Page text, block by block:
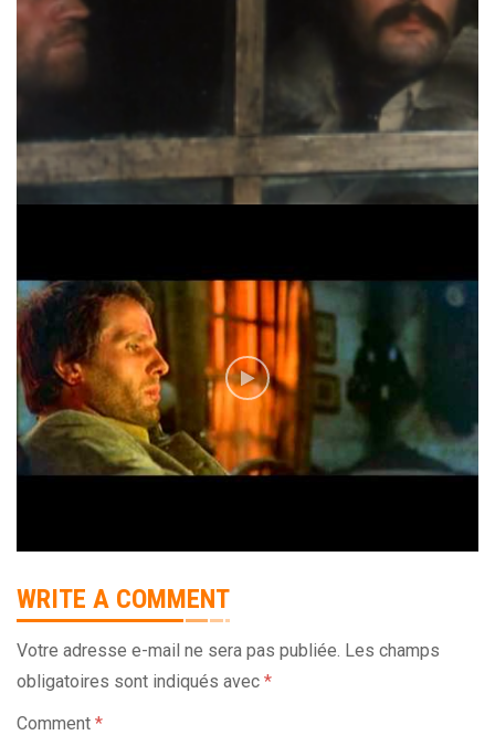
WRITE A COMMENT
Votre adresse e-mail ne sera pas publiée. Les champs
obligatoires sont indiqués avec *
Comment *